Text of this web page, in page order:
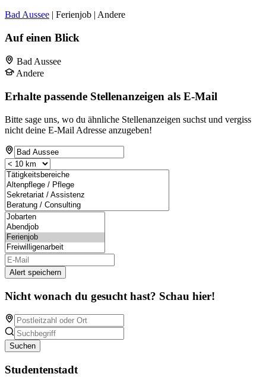
Bad Aussee | Ferienjob | Andere
Auf einen Blick
Bad Aussee
Andere
Erhalte passende Stellenanzeigen als E-Mail
Bitte sage uns, wo du ähnliche Stellenanzeigen suchst und vergiss
nicht deine E-Mail Adresse anzugeben!
Alert speichern
Nicht wonach du gesucht hast? Schau hier!
Suchen
Studentenstadt